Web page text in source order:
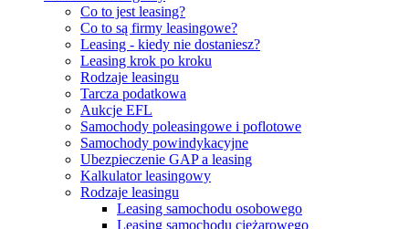
Co to jest leasing?
Co to są firmy leasingowe?
Leasing - kiedy nie dostaniesz?
Leasing krok po kroku
Rodzaje leasingu
Tarcza podatkowa
Aukcje EFL
Samochody poleasingowe i poflotowe
Samochody powindykacyjne
Ubezpieczenie GAP a leasing
Kalkulator leasingowy
Rodzaje leasingu
Leasing samochodu osobowego
Leasing samochodu ciężarowego